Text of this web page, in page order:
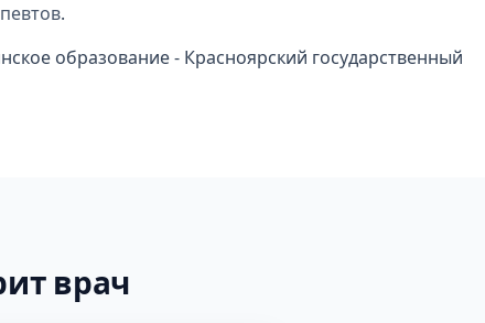
.
образование - Красноярский государственный
врач